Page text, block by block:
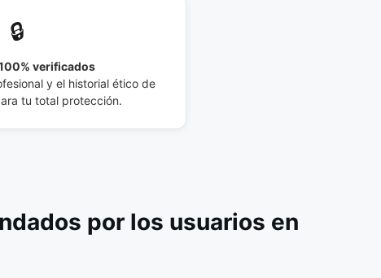
🔒
verificados
y el historial ético de
tu total protección.
por los usuarios en